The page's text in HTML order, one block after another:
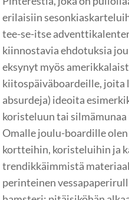
erilaisiin
tee-se-itse
kiinnostavia ehdotuksia
eksynyt myös
kiitospäiväboardeille, joita
absurdeja) ideoita
koristeluun tai
Omalle joulu-boardille
kortteihin, koristeluihin ja
trendikkäimmistä
perinteinen